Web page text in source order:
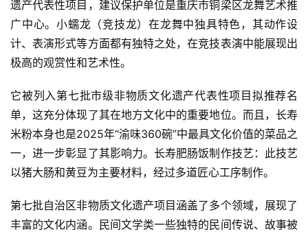
遗产代表性项目，建议保护单位是重庆市铜梁区龙舞艺术推
广中心。小蠕龙（竞技龙）在龙舞中独具特色，其动作设
计、表演形式等方面都有独特之处，在竞技表演中能展现出
极高的观赏性和艺术性。
它被列入第七批市级非物质文化遗产代表性项目拟推荐名
单，这充分体现了其在地方文化中的重要地位。而且，长寿
米粉本身也是2025年“渝味360碗”中最具文化价值的菜品之
一，进一步彰显了其影响力。长寿肥肠饭制作技艺：此技艺
以猪大肠和黄豆为主要材料，经过多道匠心工序制作。
第七批自治区非物质文化遗产项目涵盖了多个领域，展现了
丰富的文化内涵。民间文学类一些独特的民间传说、故事被